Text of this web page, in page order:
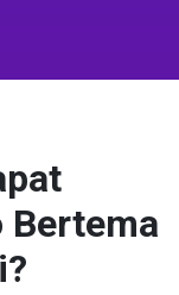
Bertema